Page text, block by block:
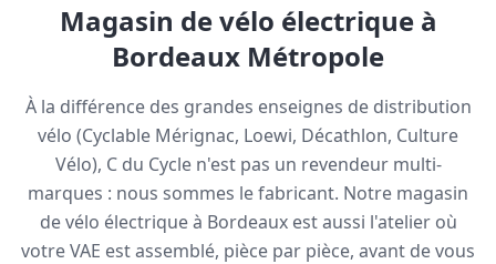
Magasin de vélo électrique à
Bordeaux Métropole
À la différence des grandes enseignes de distribution
vélo (Cyclable Mérignac, Loewi, Décathlon, Culture
Vélo), C du Cycle n'est pas un revendeur multi-
marques : nous sommes le fabricant. Notre magasin
de vélo électrique à Bordeaux est aussi l'atelier où
votre VAE est assemblé, pièce par pièce, avant de vous